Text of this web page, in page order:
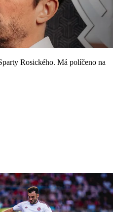
Rosického. Má políčeno na